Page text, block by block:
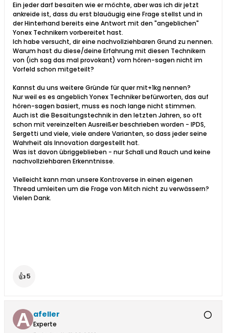
Ein jeder darf besaiten wie er möchte, aber was ich dir jetzt
ankreide ist, dass du erst blauäugig eine Frage stellst und in
der Hinterhand bereits eine Antwort mit den "angeblichen"
Yonex Technikern vorbereitet hast.
Ich habe versucht, dir eine nachvollziehbaren Grund zu nennen.
Warum hast du diese/deine Erfahrung mit diesen Technikern
von (ich sag das mal provokant) vom hören-sagen nicht im
Vorfeld schon mitgeteilt?
Kannst du uns weitere Gründe für quer mit+1kg nennen?
Nur weil es es angeblich Yonex Techniker befürworten, das auf
hören-sagen basiert, muss es noch lange nicht stimmen.
Auch ist die Besaitungstechnik in den letzten Jahren, so oft
schon mit vereinzelten Ausreißer beschrieben worden - IPDS,
Sergetti und viele, viele andere Varianten, so dass jeder seine
Wahrheit als Innovation dargestellt hat.
Was ist davon übriggeblieben - nur Schall und Rauch und keine
nachvollziehbaren Erkenntnisse.
Vielleicht kann man unsere Kontroverse in einen eigenen
Thread umleiten um die Frage von Mitch nicht zu verwässern?
Vielen Dank.
👍5
afeller
Experte